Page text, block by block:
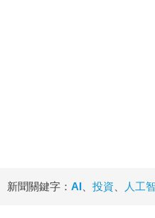
新聞關鍵字： AI 投資 人工